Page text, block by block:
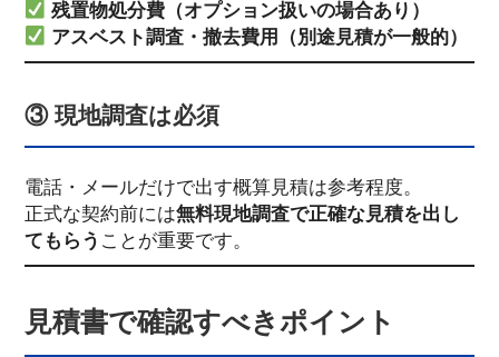
残置物処分費（オプション扱いの場合あり）
アスベスト調査・撤去費用（別途見積が一般的）
③ 現地調査は必須
電話・メールだけで出す概算見積は参考程度。
正式な契約前には無料現地調査で正確な見積を出し
てもらう ことが重要です。
見積書で確認すべきポイント